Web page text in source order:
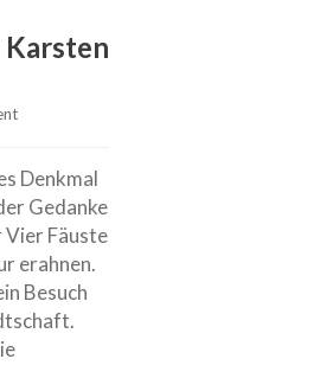
Karsten
Denkmal
Gedanke
Vier Fäuste
erahnen.
Besuch